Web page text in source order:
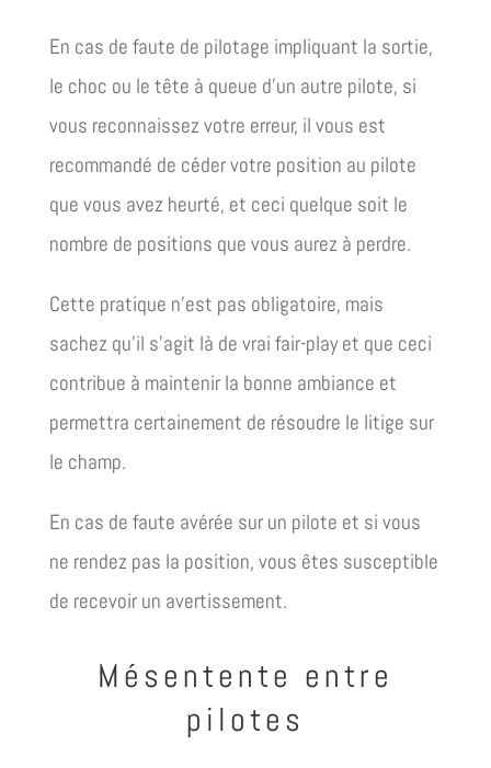
En cas de faute de pilotage impliquant la sortie,
le choc ou le tête à queue d’un autre pilote, si
vous reconnaissez votre erreur, il vous est
recommandé de céder votre position au pilote
que vous avez heurté, et ceci quelque soit le
nombre de positions que vous aurez à perdre.
Cette pratique n’est pas obligatoire, mais
sachez qu’il s’agit là de vrai fair-play et que ceci
contribue à maintenir la bonne ambiance et
permettra certainement de résoudre le litige sur
le champ.
En cas de faute avérée sur un pilote et si vous
ne rendez pas la position, vous êtes susceptible
de recevoir un avertissement.
Mésentente entre
pilotes